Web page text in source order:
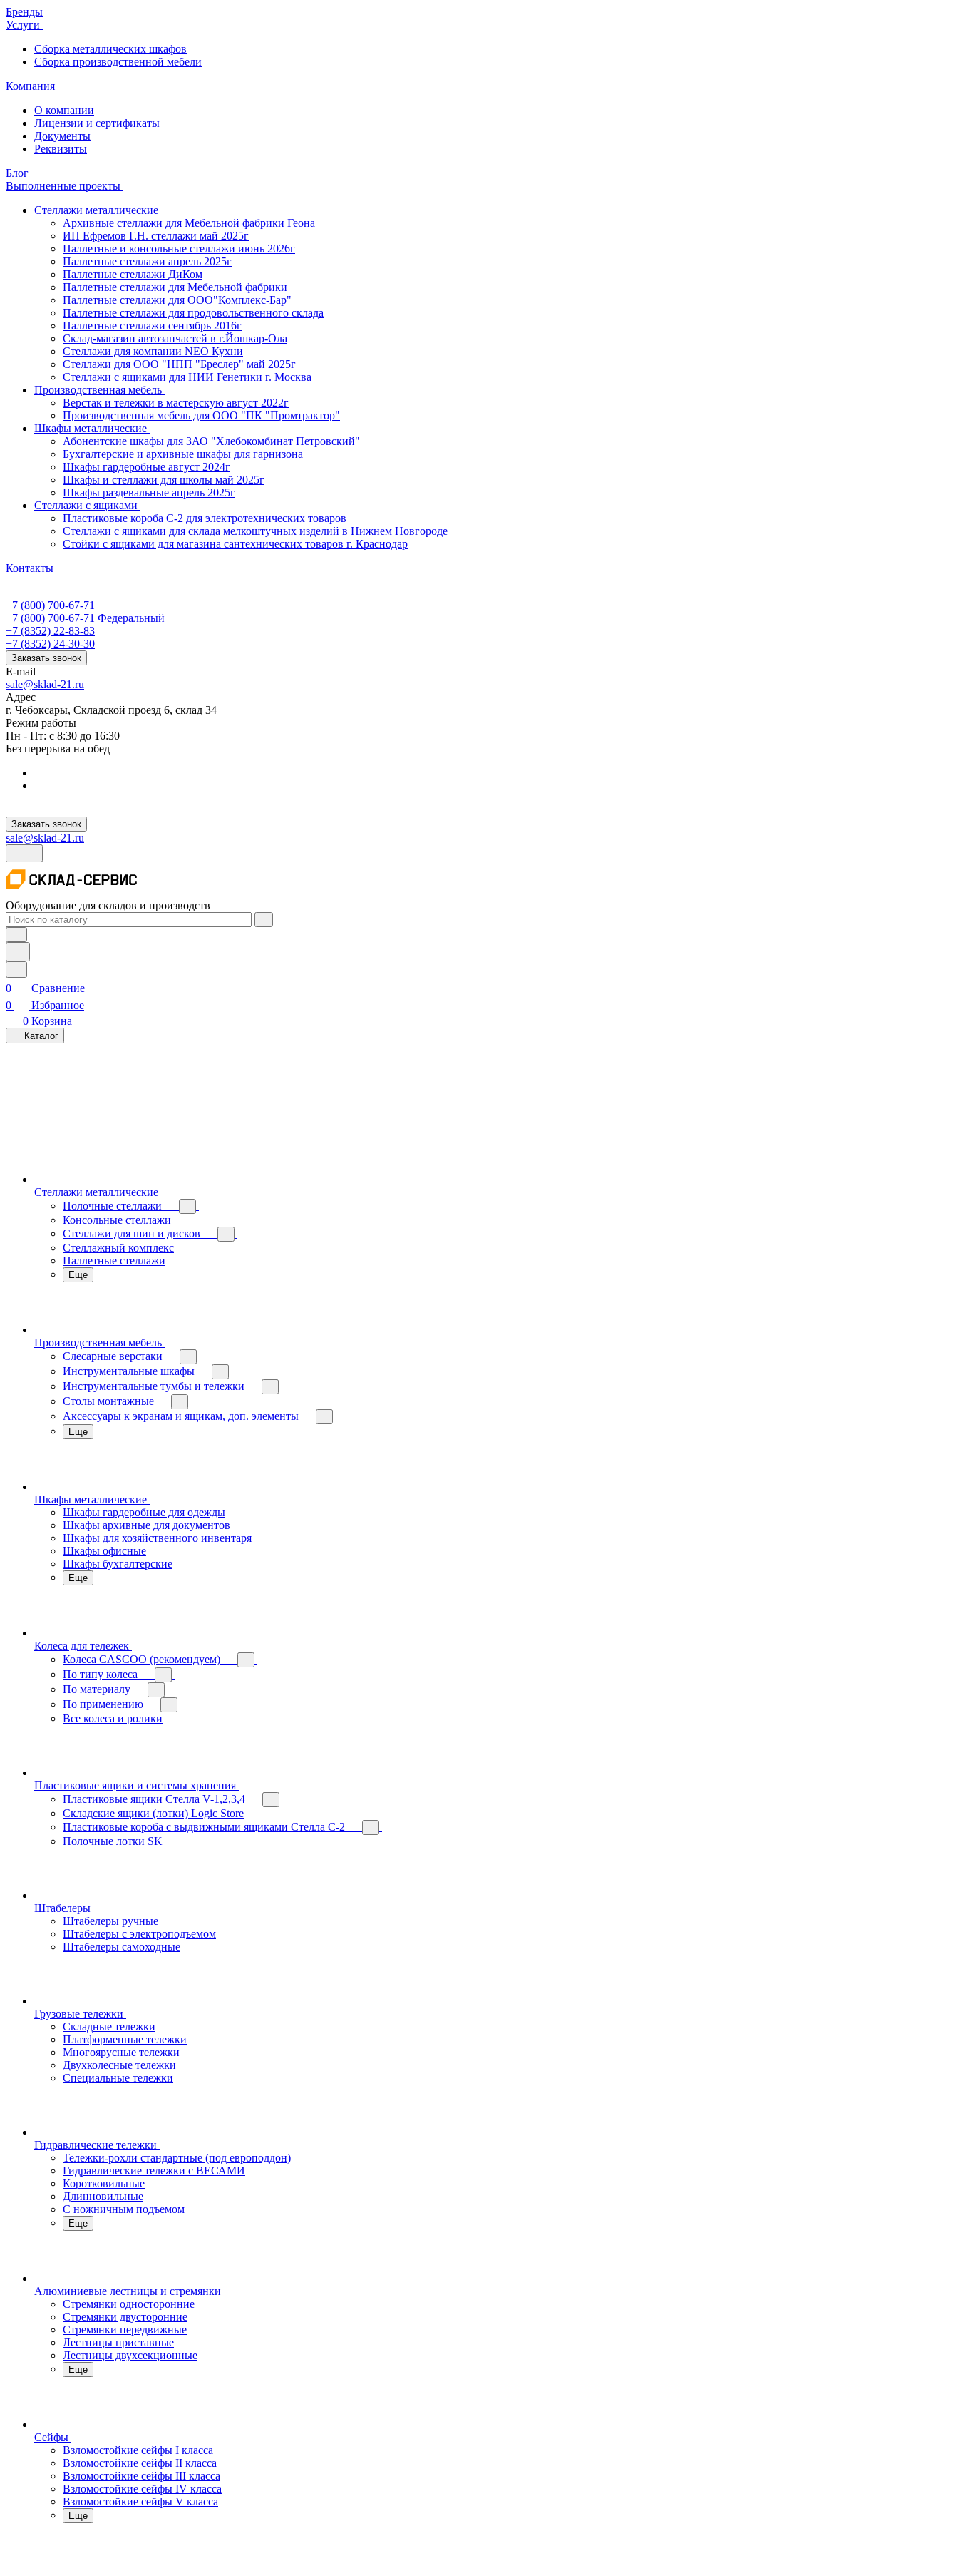
Бренды
Услуги
Сборка металлических шкафов
Сборка производственной мебели
Компания
О компании
Лицензии и сертификаты
Документы
Реквизиты
Блог
Выполненные проекты
Стеллажи металлические
Архивные стеллажи для Мебельной фабрики Геона
ИП Ефремов Г.Н. стеллажи май 2025г
Паллетные и консольные стеллажи июнь 2026г
Паллетные стеллажи апрель 2025г
Паллетные стеллажи ДиКом
Паллетные стеллажи для Мебельной фабрики
Паллетные стеллажи для ООО"Комплекс-Бар"
Паллетные стеллажи для продовольственного склада
Паллетные стеллажи сентябрь 2016г
Склад-магазин автозапчастей в г.Йошкар-Ола
Стеллажи для компании NEO Кухни
Стеллажи для ООО "НПП "Бреслер" май 2025г
Стеллажи с ящиками для НИИ Генетики г. Москва
Производственная мебель
Верстак и тележки в мастерскую август 2022г
Производственная мебель для ООО "ПК "Промтрактор"
Шкафы металлические
Абонентские шкафы для ЗАО "Хлебокомбинат Петровский"
Бухгалтерские и архивные шкафы для гарнизона
Шкафы гардеробные август 2024г
Шкафы и стеллажи для школы май 2025г
Шкафы раздевальные апрель 2025г
Стеллажи с ящиками
Пластиковые короба С-2 для электротехнических товаров
Стеллажи с ящиками для склада мелкоштучных изделий в Нижнем Новгороде
Стойки с ящиками для магазина сантехнических товаров г. Краснодар
Контакты
+7 (800) 700-67-71
+7 (800) 700-67-71 Федеральный
+7 (8352) 22-83-83
+7 (8352) 24-30-30
Заказать звонок
E-mail
sale@sklad-21.ru
Адрес
г. Чебоксары, Складской проезд 6, склад 34
Режим работы
Пн - Пт: с 8:30 до 16:30
Без перерыва на обед
Заказать звонок
sale@sklad-21.ru
Оборудование для складов и производств
0
Сравнение
0
Избранное
0 Корзина
Каталог
Стеллажи металлические
Полочные стеллажи
Консольные стеллажи
Стеллажи для шин и дисков
Стеллажный комплекс
Паллетные стеллажи
Еще
Производственная мебель
Слесарные верстаки
Инструментальные шкафы
Инструментальные тумбы и тележки
Столы монтажные
Аксессуары к экранам и ящикам, доп. элементы
Еще
Шкафы металлические
Шкафы гардеробные для одежды
Шкафы архивные для документов
Шкафы для хозяйственного инвентаря
Шкафы офисные
Шкафы бухгалтерские
Еще
Колеса для тележек
Колеса CASCOO (рекомендуем)
По типу колеса
По материалу
По применению
Все колеса и ролики
Пластиковые ящики и системы хранения
Пластиковые ящики Стелла V-1,2,3,4
Складские ящики (лотки) Logiс Store
Пластиковые короба с выдвижными ящиками Стелла С-2
Полочные лотки SK
Штабелеры
Штабелеры ручные
Штабелеры с электроподъемом
Штабелеры самоходные
Грузовые тележки
Складные тележки
Платформенные тележки
Многоярусные тележки
Двухколесные тележки
Специальные тележки
Гидравлические тележки
Тележки-рохли стандартные (под европоддон)
Гидравлические тележки с ВЕСАМИ
Коротковильные
Длинновильные
С ножничным подъемом
Еще
Алюминиевые лестницы и стремянки
Стремянки односторонние
Стремянки двусторонние
Стремянки передвижные
Лестницы приставные
Лестницы двухсекционные
Еще
Сейфы
Взломостойкие сейфы I класса
Взломостойкие сейфы II класса
Взломостойкие сейфы III класса
Взломостойкие сейфы IV класса
Взломостойкие сейфы V класса
Еще